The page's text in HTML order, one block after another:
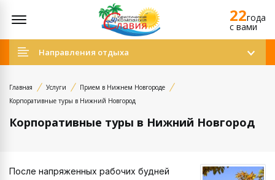
22года
c вами
Направления отдыха
Главная Услуги
Прием в Нижнем Новгороде
Корпоративные туры в Нижний Новгород
Корпоративные туры в Нижний Новгород
После напряженных рабочих будней